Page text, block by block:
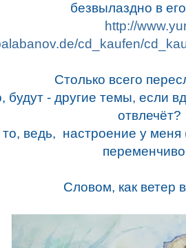
безвылаздно в
http://
cd_kaufen/
Столько всего
будут - другие темы, если
отвлечёт?
ведь, настроение у меня
Словом, как ветер